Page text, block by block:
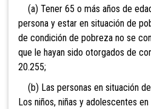
(a) Tener 65 o más años de
persona y estar en situación de
de condición de pobreza no se
que le hayan sido otorgados de
20.255;
(b) Las personas en situación
Los niños, niñas y adolescentes